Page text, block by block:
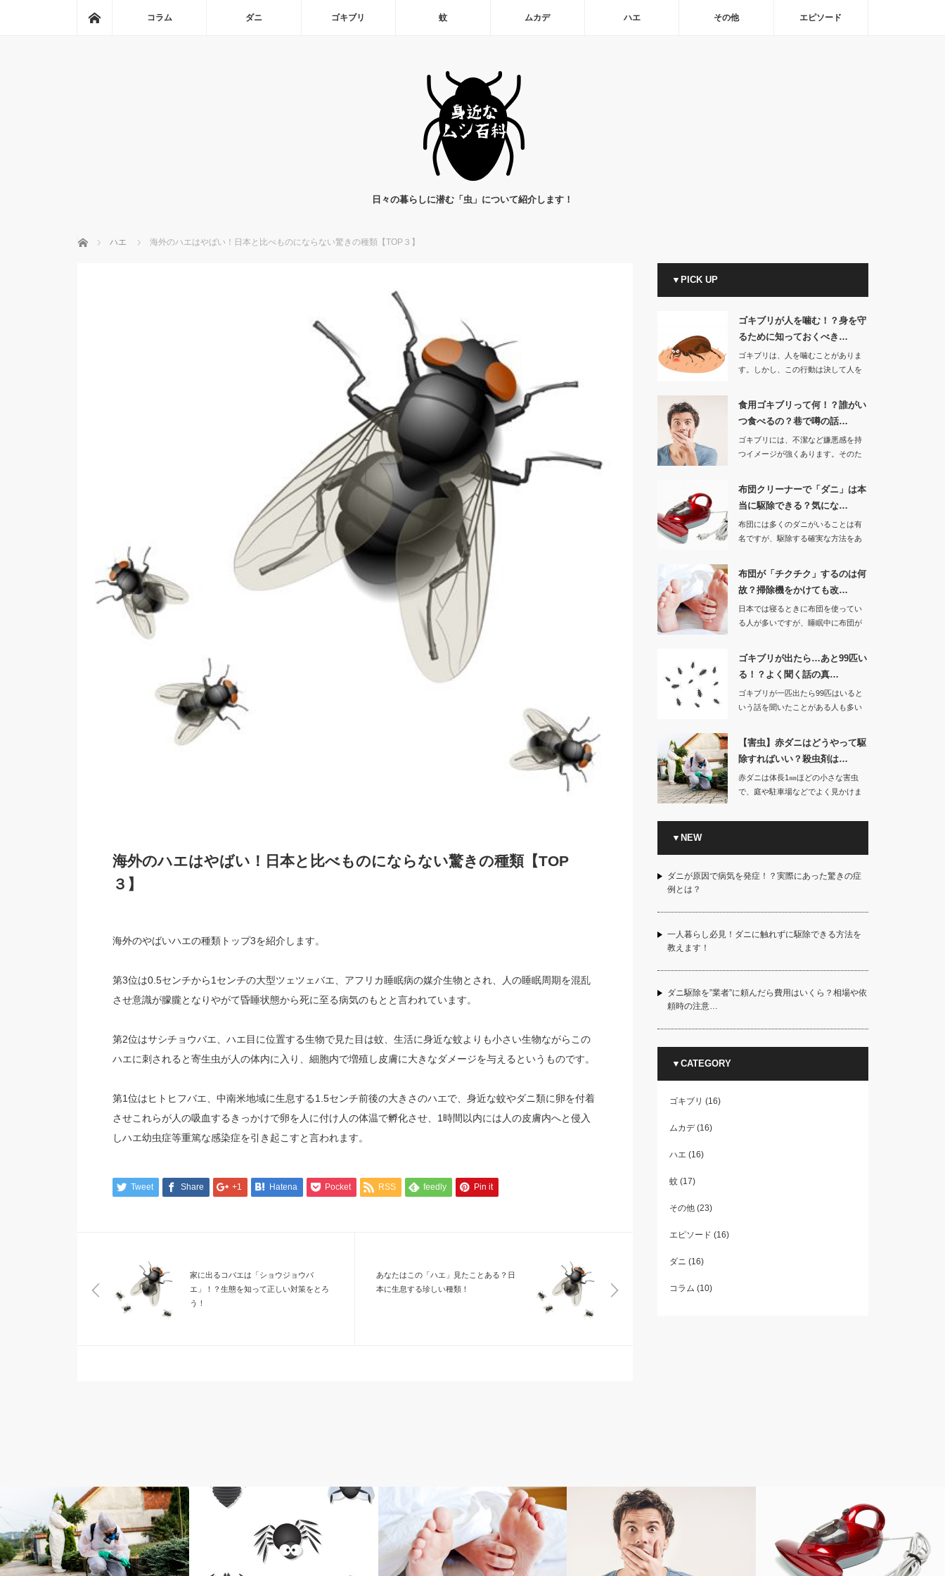
コラム ダニ ゴキブリ 蚊 ムカデ ハエ その他 エピソード
日々の暮らしに潜む「虫」について紹介します！
ホーム ハエ 海外のハエはやばい！日本と比べものにならない驚きの種類【TOP３】
海外のハエはやばい！日本と比べものにならない驚きの種類【TOP
３】
海外のやばいハエの種類トップ3を紹介します。
第3位は0.5センチから1センチの大型ツェツェバエ、アフリカ睡眠病の媒介生物とされ、人の睡眠周期を混乱
させ意識が朦朧となりやがて昏睡状態から死に至る病気のもとと言われています。
第2位はサシチョウバエ、ハエ目に位置する生物で見た目は蚊、生活に身近な蚊よりも小さい生物ながらこの
ハエに刺されると寄生虫が人の体内に入り、細胞内で増殖し皮膚に大きなダメージを与えるというものです。
第1位はヒトヒフバエ、中南米地域に生息する1.5センチ前後の大きさのハエで、身近な蚊やダニ類に卵を付着
させこれらが人の吸血するきっかけで卵を人に付け人の体温で孵化させ、1時間以内には人の皮膚内へと侵入
しハエ幼虫症等重篤な感染症を引き起こすと言われます。
Tweet Share +1 Hatena Pocket RSS feedly Pin it
家に出るコバエは「ショウジョウバ
エ」！？生態を知って正しい対策をとろ
う！
あなたはこの「ハエ」見たことある？日
本に生息する珍しい種類！
▼PICK UP
ゴキブリが人を噛む！？身を守
るために知っておくべき…
ゴキブリは、人を噛むことがありま
す。しかし、この行動は決して人を
食用ゴキブリって何！？誰がい
つ食べるの？巷で噂の話…
ゴキブリには、不潔など嫌悪感を持
つイメージが強くあります。そのた
布団クリーナーで「ダニ」は本
当に駆除できる？気にな…
布団には多くのダニがいることは有
名ですが、駆除する確実な方法をあ
布団が「チクチク」するのは何
故？掃除機をかけても改…
日本では寝るときに布団を使ってい
る人が多いですが、睡眠中に布団が
ゴキブリが出たら…あと99匹い
る！？よく聞く話の真…
ゴキブリが一匹出たら99匹はいると
いう話を聞いたことがある人も多い
【害虫】赤ダニはどうやって駆
除すればいい？殺虫剤は…
赤ダニは体長1㎜ほどの小さな害虫
で、庭や駐車場などでよく見かけま
▼NEW
ダニが原因で病気を発症！？実際にあった驚きの症
例とは？
一人暮らし必見！ダニに触れずに駆除できる方法を
教えます！
ダニ駆除を”業者”に頼んだら費用はいくら？相場や依
頼時の注意…
▼CATEGORY
ゴキブリ (16)
ムカデ(16)
ハエ (16)
蚊(17)
その他(23)
エピソード (16)
ダニ (16)
コラム (10)